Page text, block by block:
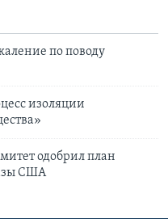
по поводу
изоляции
одобрил план
США